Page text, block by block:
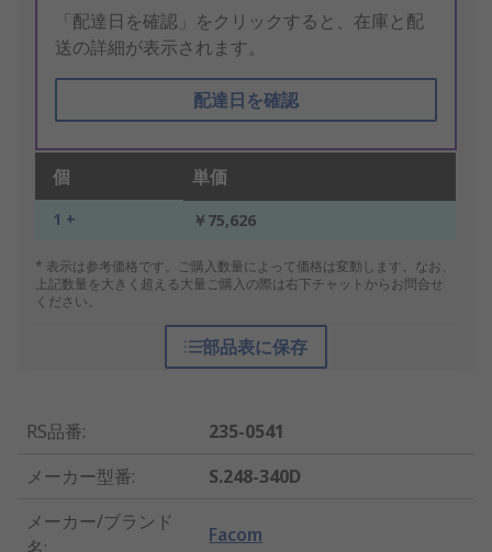
「配達日を確認」をクリックすると、在庫と配
送の詳細が表示されます。
配達日を確認
個 単価
1 + ￥75,626
* 表示は参考価格です。ご購入数量によって価格は変動します。なお、
上記数量を大きく超える大量ご購入の際は右下チャットからお問合せ
ください。
部品表に保存
RS品番:
235-0541
メーカー型番:
S.248-340D
メーカー/ブランド
Facom